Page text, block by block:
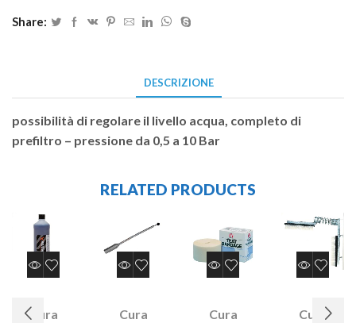
Share:
DESCRIZIONE
possibilità di regolare il livello acqua, completo di
prefiltro – pressione da 0,5 a 10 Bar
RELATED PRODUCTS
Cura
Cura
Cura
Cura